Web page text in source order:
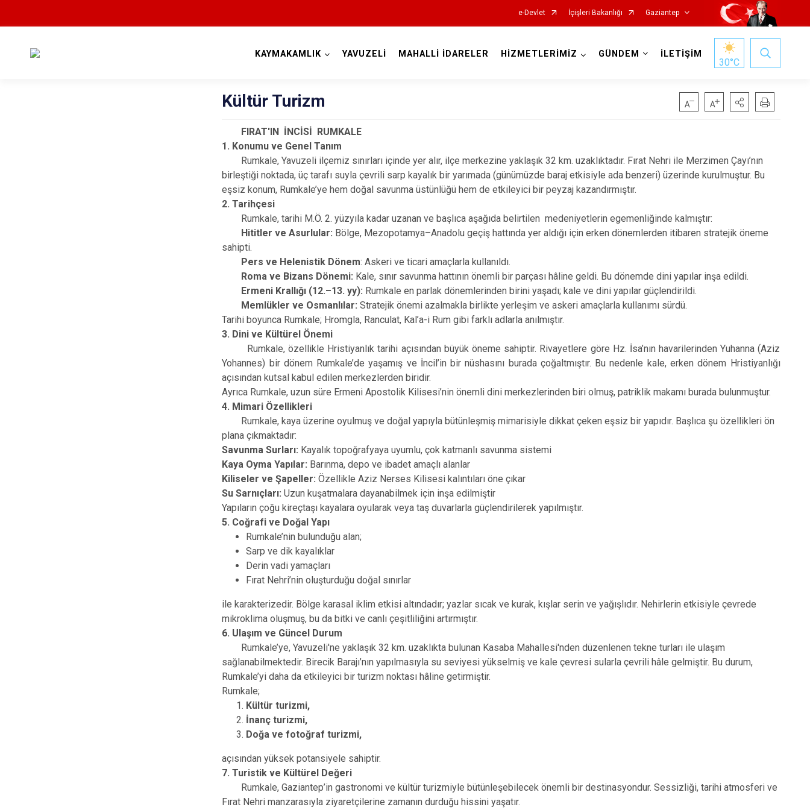
e-Devlet İçişleri Bakanlığı Gaziantep
Araban
İslahiye
Nizip
Oğuzeli
Şahinbey
Şehitkamil
KAYMAKAMLIK YAVUZELİ MAHALLİ İDARELER HİZMETLERİMİZ GÜNDEM İLETİŞİM
30°C
Kültür Turizm
FIRAT'IN İNCİSİ RUMKALE
1. Konumu ve Genel Tanım
Rumkale, Yavuzeli ilçemiz sınırları içinde yer alır, ilçe merkezine yaklaşık 32 km. uzaklıktadır. Fırat Nehri ile Merzimen Çayı’nın
birleştiği noktada, üç tarafı suyla çevrili sarp kayalık bir yarımada (günümüzde baraj etkisiyle ada benzeri) üzerinde kurulmuştur. Bu
eşsiz konum, Rumkale’ye hem doğal savunma üstünlüğü hem de etkileyici bir peyzaj kazandırmıştır.
2. Tarihçesi
Rumkale, tarihi M.Ö. 2. yüzyıla kadar uzanan ve başlıca aşağıda belirtilen medeniyetlerin egemenliğinde kalmıştır:
Hititler ve Asurlular: Bölge, Mezopotamya–Anadolu geçiş hattında yer aldığı için erken dönemlerden itibaren stratejik öneme
sahipti.
Pers ve Helenistik Dönem: Askeri ve ticari amaçlarla kullanıldı.
Roma ve Bizans Dönemi: Kale, sınır savunma hattının önemli bir parçası hâline geldi. Bu dönemde dini yapılar inşa edildi.
Ermeni Krallığı (12.–13. yy): Rumkale en parlak dönemlerinden birini yaşadı; kale ve dini yapılar güçlendirildi.
Memlükler ve Osmanlılar: Stratejik önemi azalmakla birlikte yerleşim ve askeri amaçlarla kullanımı sürdü.
Tarihi boyunca Rumkale; Hromgla, Ranculat, Kal’a-i Rum gibi farklı adlarla anılmıştır.
3. Dini ve Kültürel Önemi
Rumkale, özellikle Hristiyanlık tarihi açısından büyük öneme sahiptir. Rivayetlere göre Hz. İsa’nın havarilerinden Yuhanna (Aziz
Yohannes) bir dönem Rumkale’de yaşamış ve İncil’in bir nüshasını burada çoğaltmıştır. Bu nedenle kale, erken dönem Hristiyanlığı
açısından kutsal kabul edilen merkezlerden biridir.
Ayrıca Rumkale, uzun süre Ermeni Apostolik Kilisesi’nin önemli dini merkezlerinden biri olmuş, patriklik makamı burada bulunmuştur.
4. Mimari Özellikleri
Rumkale, kaya üzerine oyulmuş ve doğal yapıyla bütünleşmiş mimarisiyle dikkat çeken eşsiz bir yapıdır. Başlıca şu özellikleri ön
plana çıkmaktadır:
Savunma Surları: Kayalık topoğrafyaya uyumlu, çok katmanlı savunma sistemi
Kaya Oyma Yapılar: Barınma, depo ve ibadet amaçlı alanlar
Kiliseler ve Şapeller: Özellikle Aziz Nerses Kilisesi kalıntıları öne çıkar
Su Sarnıçları:Uzun kuşatmalara dayanabilmek için inşa edilmiştir
Yapıların çoğu kireçtaşı kayalara oyularak veya taş duvarlarla güçlendirilerek yapılmıştır.
5. Coğrafi ve Doğal Yapı
Rumkale’nin bulunduğu alan;
Sarp ve dik kayalıklar
Derin vadi yamaçları
Fırat Nehri’nin oluşturduğu doğal sınırlar
ile karakterizedir. Bölge karasal iklim etkisi altındadır; yazlar sıcak ve kurak, kışlar serin ve yağışlıdır. Nehirlerin etkisiyle çevrede
mikroklima oluşmuş, bu da bitki ve canlı çeşitliliğini artırmıştır.
6. Ulaşım ve Güncel Durum
Rumkale’ye, Yavuzeli'ne yaklaşık 32 km. uzaklıkta bulunan Kasaba Mahallesi'nden düzenlenen tekne turları ile ulaşım
sağlanabilmektedir. Birecik Barajı’nın yapılmasıyla su seviyesi yükselmiş ve kale çevresi sularla çevrili hâle gelmiştir. Bu durum,
Rumkale’yi daha da etkileyici bir turizm noktası hâline getirmiştir.
Rumkale;
Kültür turizmi,
İnanç turizmi,
Doğa ve fotoğraf turizmi,
açısından yüksek potansiyele sahiptir.
7. Turistik ve Kültürel Değeri
Rumkale, Gaziantep’in gastronomi ve kültür turizmiyle bütünleşebilecek önemli bir destinasyondur. Sessizliği, tarihi atmosferi ve
Fırat Nehri manzarasıyla ziyaretçilerine zamanın durduğu hissini yaşatır.